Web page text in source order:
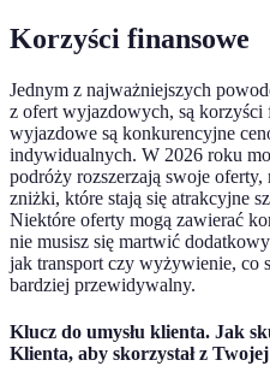
Korzyści finansowe
Jednym z najważniejszych
z ofert wyjazdowych, są korzyści
wyjazdowe są konkurencyjne
indywidualnych. W 2026 roku
podróży rozszerzają swoje
zniżki, które stają się atrakcyjne
Niektóre oferty mogą zawierać
nie musisz się martwić
jak transport czy wyżywienie, co
bardziej przewidywalny.
Klucz do umysłu klienta. Jak
Klienta, aby skorzystał z